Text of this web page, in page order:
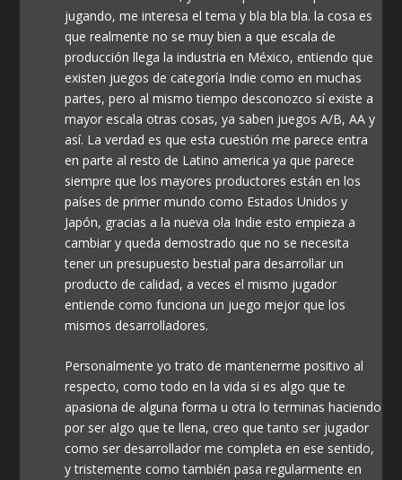
jugando, me interesa el tema y bla bla bla. la cosa es
que realmente no se muy bien a que escala de
producción llega la industria en México, entiendo que
existen juegos de categoría Indie como en muchas
partes, pero al mismo tiempo desconozco sí existe a
mayor escala otras cosas, ya saben juegos A/B, AA y
así. La verdad es que esta cuestión me parece entra
en parte al resto de Latino america ya que parece
siempre que los mayores productores están en los
países de primer mundo como Estados Unidos y
Japón, gracias a la nueva ola Indie esto empieza a
cambiar y queda demostrado que no se necesita
tener un presupuesto bestial para desarrollar un
producto de calidad, a veces el mismo jugador
entiende como funciona un juego mejor que los
mismos desarrolladores.
Personalmente yo trato de mantenerme positivo al
respecto, como todo en la vida si es algo que te
apasiona de alguna forma u otra lo terminas haciendo
por ser algo que te llena, creo que tanto ser jugador
como ser desarrollador me completa en ese sentido,
y tristemente como también pasa regularmente en